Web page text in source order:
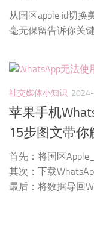
从国区apple id切换
毫无保留告诉你关
社交媒体小知识
苹果手机
15步图文带你
首先：将国区
其次：下载
最后：将数据导回